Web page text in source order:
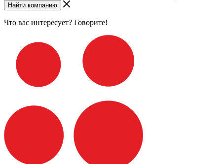
Найти компанию
Что вас интересует? Говорите!